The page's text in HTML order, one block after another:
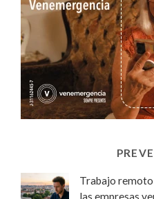
Trabajo remoto
las empresas